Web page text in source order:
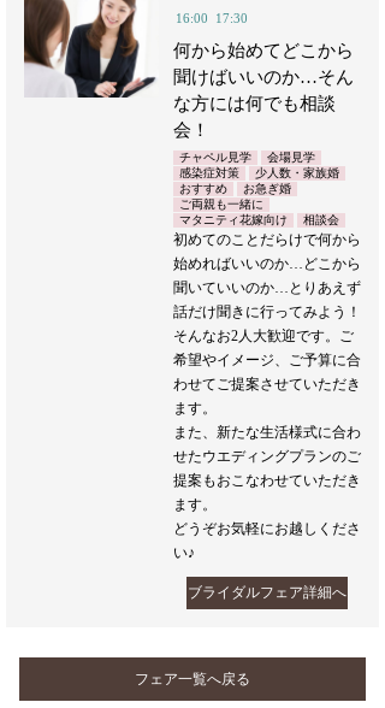
16:00
17:30
何から始めてどこから
聞けばいいのか…そん
な方には何でも相談
会！
チャペル見学
会場見学
感染症対策
少人数・家族婚
おすすめ
お急ぎ婚
ご両親も一緒に
マタニティ花嫁向け
相談会
初めてのことだらけで何から
始めればいいのか…どこから
聞いていいのか…とりあえず
話だけ聞きに行ってみよう！
そんなお2人大歓迎です。ご
希望やイメージ、ご予算に合
わせてご提案させていただき
ます。
また、新たな生活様式に合わ
せたウエディングプランのご
提案もおこなわせていただき
ます。
どうぞお気軽にお越しくださ
い♪
ブライダルフェア詳細へ
フェア一覧へ戻る